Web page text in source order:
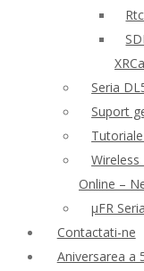
XRCa
Seria
Suport
Wireless
Online –
μFR
Contactati-ne
Aniversarea a